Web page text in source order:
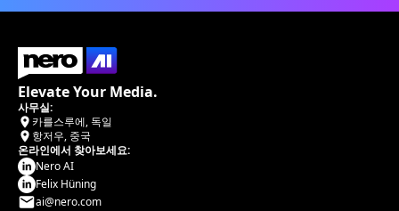
Elevate Your Media.
사무실:
카를스루에, 독일
항저우, 중국
온라인에서 찾아보세요:
Nero AI
Felix Hüning
ai@nero.com